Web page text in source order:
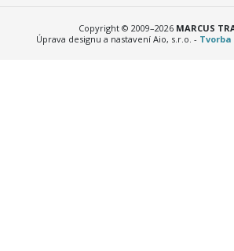
Copyright © 2009–2026 MARCUS
Úprava designu a nastavení Aio, s.r.o. -